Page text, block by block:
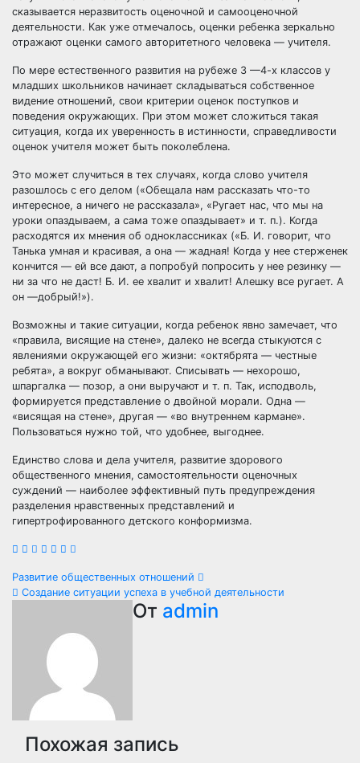
сказывается неразвитость оценочной и самооценочной
деятельности. Как уже отмечалось, оценки ребенка зеркально
отражают оценки самого авторитетного человека — учителя.
По мере естественного развития на рубеже 3 —4-х классов у
младших школьников начинает складываться собственное
видение отношений, свои критерии оценок поступков и
поведения окружающих. При этом может сложиться такая
ситуация, когда их уверенность в истинности, справедливости
оценок учителя может быть поколеблена.
Это может случиться в тех случаях, когда слово учителя
разошлось с его делом («Обещала нам рассказать что-то
интересное, а ничего не рассказала», «Ругает нас, что мы на
уроки опаздываем, а сама тоже опаздывает» и т. п.). Когда
расходятся их мнения об одноклассниках («Б. И. говорит, что
Танька умная и красивая, а она — жадная! Когда у нее стерженек
кончится — ей все дают, а попробуй попросить у нее резинку —
ни за что не даст! Б. И. ее хвалит и хвалит! Алешку все ругает. А
он —добрый!»).
Возможны и такие ситуации, когда ребенок явно замечает, что
«правила, висящие на стене», далеко не всегда стыкуются с
явлениями окружающей его жизни: «октябрята — честные
ребята», а вокруг обманывают. Списывать — нехорошо,
шпаргалка — позор, а они выручают и т. п. Так, исподволь,
формируется представление о двойной морали. Одна —
«висящая на стене», другая — «во внутреннем кармане».
Пользоваться нужно той, что удобнее, выгоднее.
Единство слова и дела учителя, развитие здорового
общественного мнения, самостоятельности оценочных
суждений — наиболее эффективный путь предупреждения
разделения нравственных представлений и
гипертрофированного детского конформизма.
Навигация
записям
Развитие общественных отношений
Создание ситуации успеха в учебной деятельности
От admin
Похожая запись